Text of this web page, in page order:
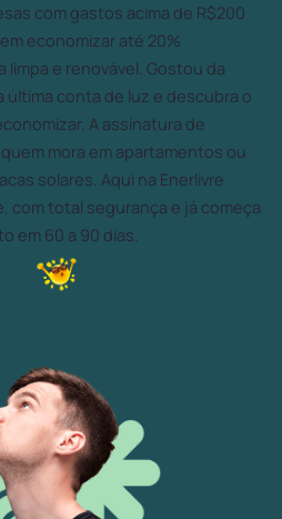
com gastos acima de R$200
economizar até 20%
limpa e renovável. Gostou da
última conta de luz e descubra o
A assinatura de
mora em apartamentos ou
solares. Aqui na Enerlivre
com total segurança e já começa
em 60 a 90 dias.